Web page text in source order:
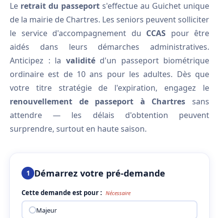
Le retrait du passeport s'effectue au Guichet unique
de la mairie de Chartres. Les seniors peuvent solliciter
le service d'accompagnement du CCAS pour être
aidés dans leurs démarches administratives.
Anticipez : la validitéd'un passeport biométrique
ordinaire est de 10 ans pour les adultes. Dès que
votre titre stratégie de l'expiration, engagez le
renouvellement de passeport à Chartres sans
attendre — les délais d'obtention peuvent
surprendre, surtout en haute saison.
1 Démarrez votre pré-demande
Cette demande est pour : Nécessaire
Majeur